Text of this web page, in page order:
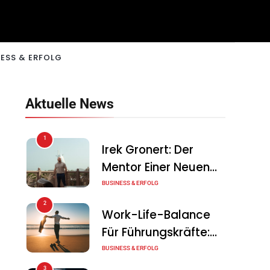
& ERFOLG
Aktuelle News
1
Irek Gronert: Der
Mentor Einer Neuen
Generation Von
BUSINESS & ERFOLG
2
Work-Life-Balance
Für Führungskräfte:
Illusion Oder Echte
BUSINESS & ERFOLG
3